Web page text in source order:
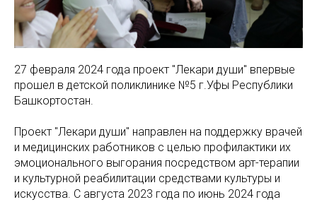
27 февраля 2024 года проект "Лекари души" впервые
прошел в детской поликлинике №5 г.Уфы Республики
Башкортостан.
Проект "Лекари души" направлен на поддержку врачей
и медицинских работников с целью профилактики их
эмоционального выгорания посредством арт-терапии
и культурной реабилитации средствами культуры и
искусства. С августа 2023 года по июнь 2024 года